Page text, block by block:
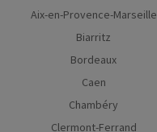
Aix-en-Provence-Marseille
Biarritz
Bordeaux
Caen
Chambéry
Clermont-Ferrand